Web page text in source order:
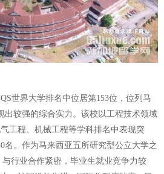
世界大学排名中位居第153位，位列马
出较强的综合实力。该校以工程技术领域
工程、机械工程等学科排名中表现突
名。作为马来西亚五所研究型公立大学之
行业合作紧密，毕业生就业竞争力较